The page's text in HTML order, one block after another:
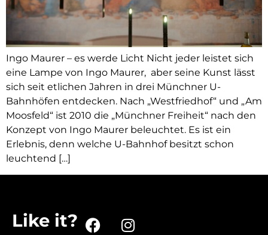
Ingo Maurer – es werde Licht Nicht jeder leistet sich
eine Lampe von Ingo Maurer, aber seine Kunst lässt
sich seit etlichen Jahren in drei Münchner U-
Bahnhöfen entdecken. Nach „Westfriedhof“ und „Am
Moosfeld“ ist 2010 die „Münchner Freiheit“ nach den
Konzept von Ingo Maurer beleuchtet. Es ist ein
Erlebnis, denn welche U-Bahnhof besitzt schon
leuchtend […]
Like it?